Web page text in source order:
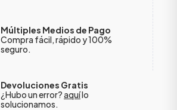
Múltiples Medios de Pago
Compra fácil, rápido y 100%
seguro.
Devoluciones Gratis
¿Hubo un error?aquílo
solucionamos.